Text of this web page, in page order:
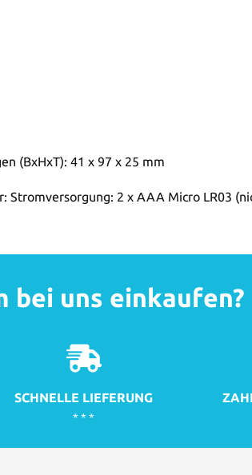
(BxHxT): 41 x 97 x 25 mm
2 x AAA Micro LR03
bei uns einkaufen?
SCHNELLE LIEFERUNG
* * *